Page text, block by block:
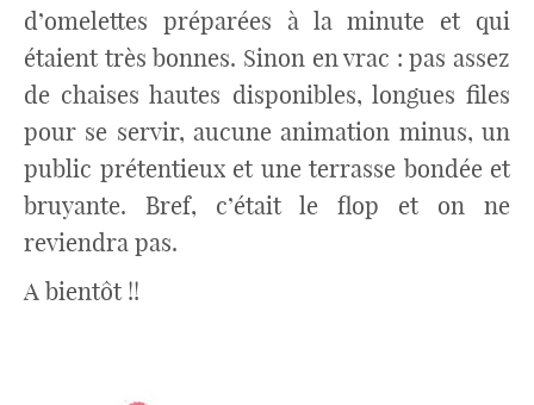
d’omelettes préparées à la minute et qui
étaient très bonnes. Sinon en vrac : pas assez
de chaises hautes disponibles, longues files
pour se servir, aucune animation minus, un
public prétentieux et une terrasse bondée et
bruyante. Bref, c’était le flop et on ne
reviendra pas.
A bientôt !!